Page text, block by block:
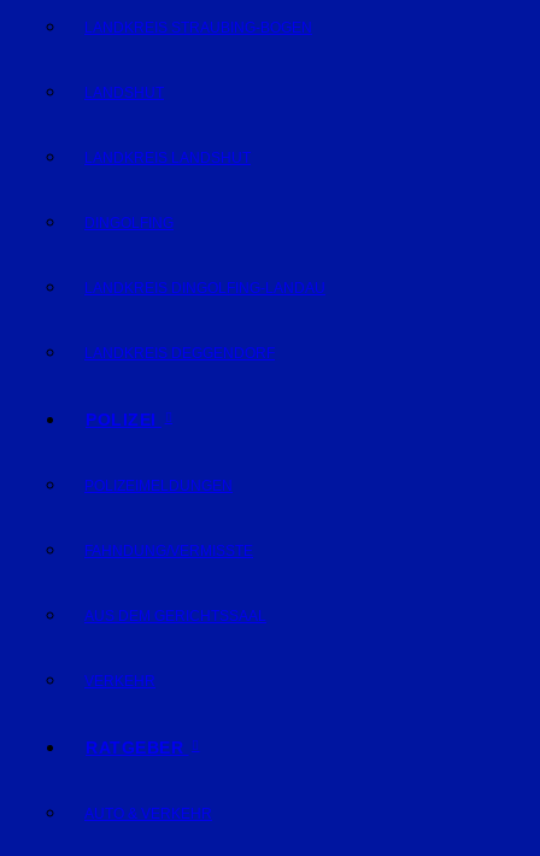
LANDKREIS STRAUBING-BOGEN
LANDSHUT
LANDKREIS LANDSHUT
DINGOLFING
LANDKREIS DINGOLFING-LANDAU
LANDKREIS DEGGENDORF
POLIZEI
POLIZEIMELDUNGEN
FAHNDUNG/VERMISSTE
AUS DEM GERICHTSSAAL
VERKEHR
RATGEBER
AUTO & VERKEHR